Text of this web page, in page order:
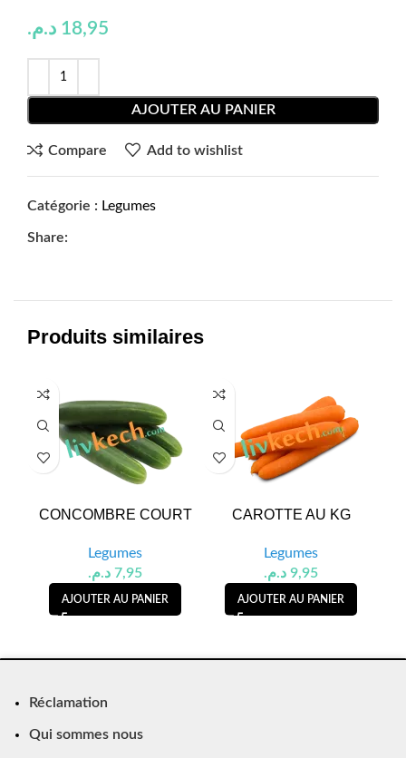
18,95 د.م.
AJOUTER AU PANIER
Compare Add to wishlist
Catégorie : Legumes
Share:
Produits similaires
HOT
CONCOMBRE COURT
Legumes
7,95 د.م.
AJOUTER AU PANIER
CAROTTE AU KG
Legumes
9,95 د.م.
AJOUTER AU PANIER
Réclamation
Qui sommes nous